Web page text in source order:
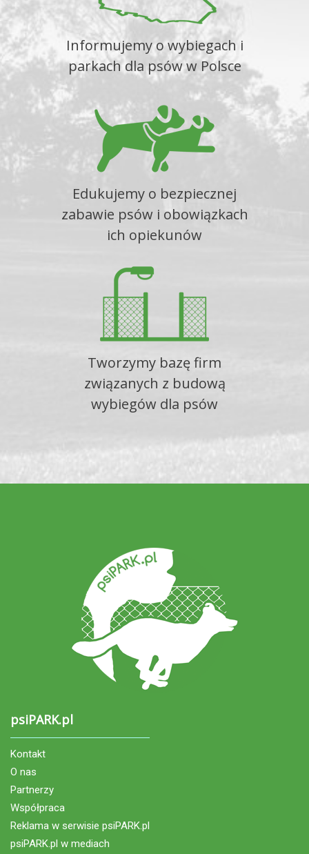
Informujemy o wybiegach i
parkach dla psów w Polsce
Edukujemy o bezpiecznej
zabawie psów i obowiązkach
ich opiekunów
Tworzymy bazę firm
związanych z budową
wybiegów dla psów
psiPARK.pl
Kontakt
O nas
Partnerzy
Współpraca
Reklama w serwisie psiPARK.pl
psiPARK.pl w mediach